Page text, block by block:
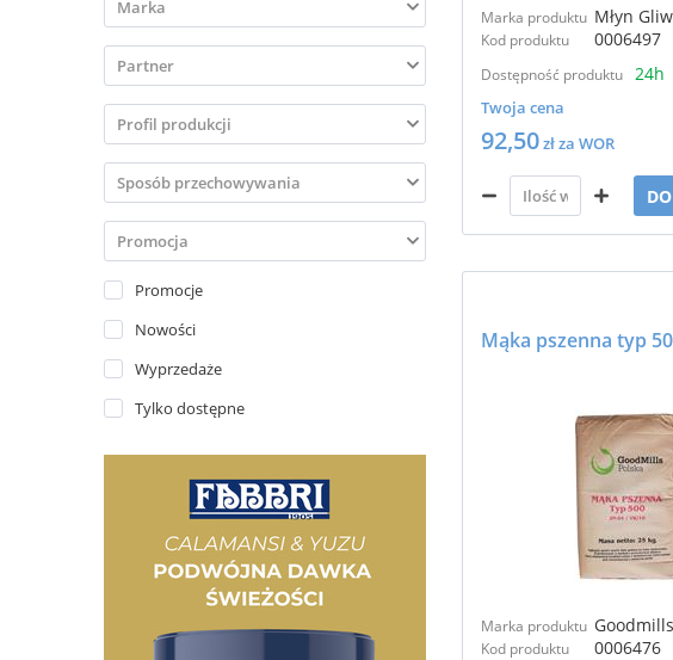





Promocje
Nowości
Wyprzedaże
Tylko dostępne
Marka produktu Młyn
Kod produktu 0006497
Dostępność produktu 24h
Twoja cena
92,50zł za WOR
Marka produktu Goodmills
Kod produktu 0006476